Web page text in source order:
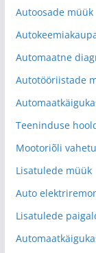
Autoosade müük
Automaatne
Autotööriistade
Teeninduse
Mootoriõli
Lisatulede müük
Auto
Lisatulede